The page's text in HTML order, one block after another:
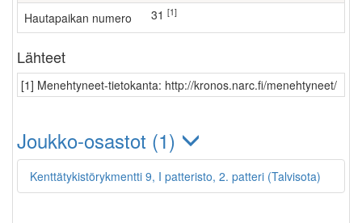
Hautapaikan numero 31 [1]
Lähteet
[1] Menehtyneet-tietokanta: http://kronos.narc.fi/menehtyneet/
Joukko-osastot (1)
Kenttätykistörykmentti 9, I patteristo, 2. patteri (Talvisota)